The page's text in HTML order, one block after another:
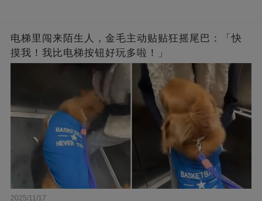
电梯里闯来陌生人，金毛主动贴贴狂摇尾巴：「快
摸我！我比电梯按钮好玩多啦！」
2025/11/17